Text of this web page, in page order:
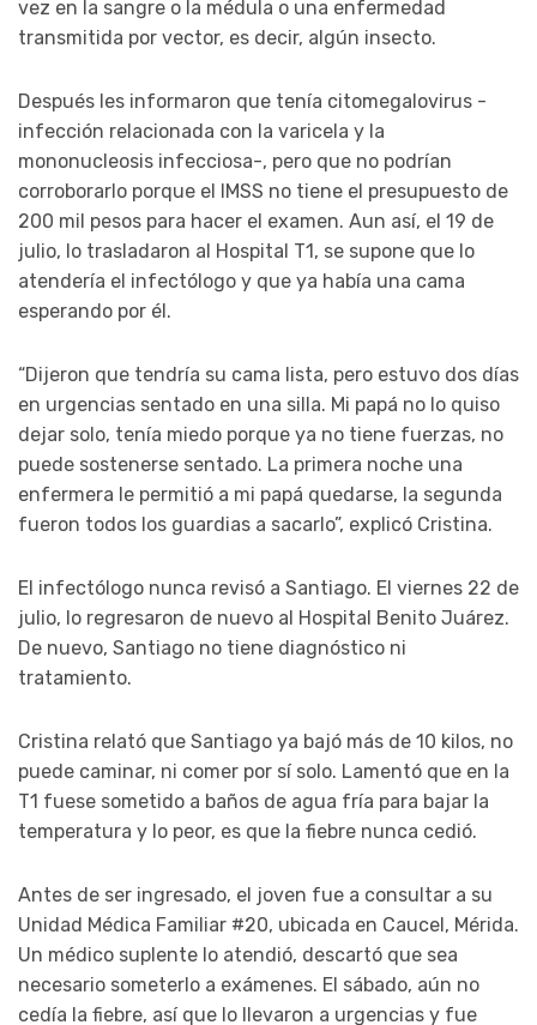
vez en la sangre o la médula o una enfermedad
transmitida por vector, es decir, algún insecto.
Después les informaron que tenía citomegalovirus -
infección relacionada con la varicela y la
mononucleosis infecciosa-, pero que no podrían
corroborarlo porque el IMSS no tiene el presupuesto de
200 mil pesos para hacer el examen. Aun así, el 19 de
julio, lo trasladaron al Hospital T1, se supone que lo
atendería el infectólogo y que ya había una cama
esperando por él.
“Dijeron que tendría su cama lista, pero estuvo dos días
en urgencias sentado en una silla. Mi papá no lo quiso
dejar solo, tenía miedo porque ya no tiene fuerzas, no
puede sostenerse sentado. La primera noche una
enfermera le permitió a mi papá quedarse, la segunda
fueron todos los guardias a sacarlo”, explicó Cristina.
El infectólogo nunca revisó a Santiago. El viernes 22 de
julio, lo regresaron de nuevo al Hospital Benito Juárez.
De nuevo, Santiago no tiene diagnóstico ni
tratamiento.
Cristina relató que Santiago ya bajó más de 10 kilos, no
puede caminar, ni comer por sí solo. Lamentó que en la
T1 fuese sometido a baños de agua fría para bajar la
temperatura y lo peor, es que la fiebre nunca cedió.
Antes de ser ingresado, el joven fue a consultar a su
Unidad Médica Familiar #20, ubicada en Caucel, Mérida.
Un médico suplente lo atendió, descartó que sea
necesario someterlo a exámenes. El sábado, aún no
cedía la fiebre, así que lo llevaron a urgencias y fue